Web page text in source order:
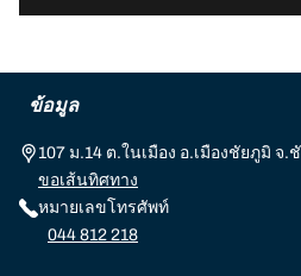
ข้อมูล
107 ม.14 ต.ในเมือง อ.เมืองชัยภูมิ จ
ขอเส้นทิศทาง
หมายเลขโทรศัพท์
044 812 218